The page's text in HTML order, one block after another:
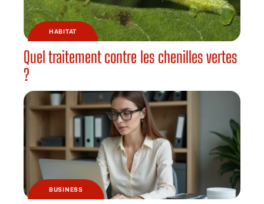
HABITAT
Quel traitement contre les chenilles vertes
?
BUSINESS